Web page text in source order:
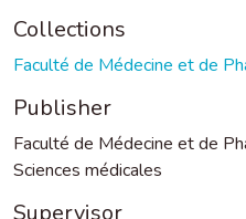
Collections
Faculté de Médecine et de
Publisher
Faculté de Médecine et de
Sciences médicales
Supervisor